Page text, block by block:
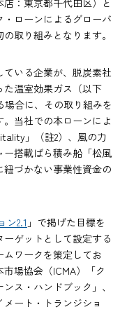
：東京都千代田区）と
ローンによるグローバ
取り組みとなります。
いる企業が、脱炭素社
温室効果ガス（以下
場合に、その取り組みを
当社での本ローンによ
」（註2）、風の力
搭載ばら積み船「松風
づかない事業性資金の
ン2.1 」で掲げた目標を
ゲットとして設定する
ムワークを策定してお
場協会（ICMA）「ク
ス・ハンドブック」、
ート・トランジショ